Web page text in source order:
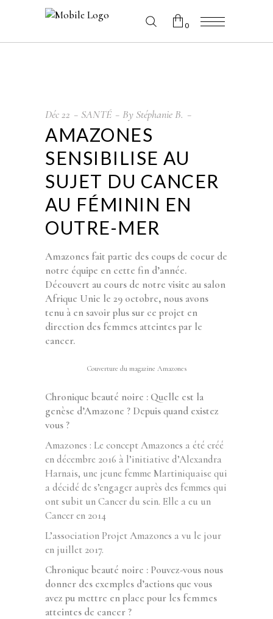
0
Déc22 SANTÉ By Stéphanie B.
AMAZONES
SENSIBILISE AU
SUJET DU CANCER
AU FÉMININ EN
OUTRE-MER
Amazones fait partie des coups de coeur de
notre équipe en cette fin d’année.
Découvert au cours de notre visite au salon
Afrique Unie le 29 octobre, nous avons
tenu à en savoir plus sur ce projet en
direction des femmes atteintes par le
cancer.
Couverture du magazine Amazones
Chronique beauté noire : Quelle est la
genèse d’Amazone ? Depuis quand existez
vous ?
Amazones : Le concept Amazones a été créé
en décembre 2016 à l’initiative d’Alexandra
Harnais, une jeune femme Martiniquaise qui
a décidé de s’engager auprès des femmes qui
ont subit un Cancer du sein. Elle a eu un
Cancer en 2014
L’association Projet Amazones a vu le jour
en juillet 2017.
Chronique beauté noire : Pouvez-vous nous
donner des exemples d’actions que vous
avez pu mettre en place pour les femmes
atteintes de cancer ?